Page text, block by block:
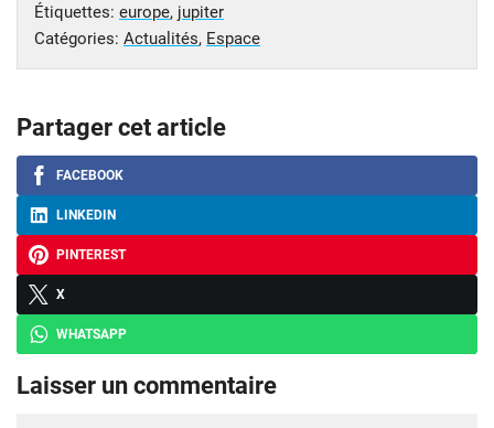
Étiquettes: europe, jupiter
Catégories: Actualités, Espace
Partager cet article
FACEBOOK
LINKEDIN
PINTEREST
X
WHATSAPP
Laisser un commentaire